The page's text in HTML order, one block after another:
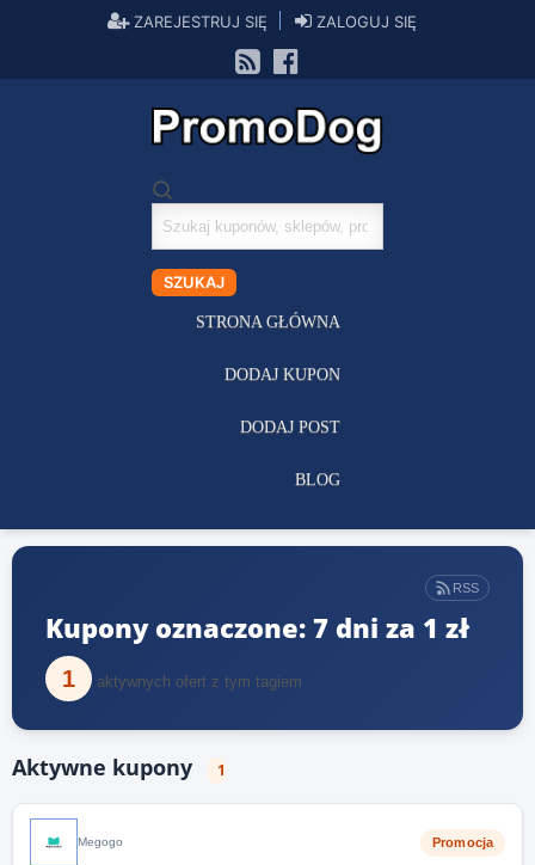
ZAREJESTRUJ SIĘ ZALOGUJ SIĘ
Szukaj
kuponów
SZUKAJ
STRONA GŁÓWNA
DODAJ KUPON
DODAJ POST
BLOG
RSS
Kupony oznaczone: 7 dni za 1 zł
1 aktywnych ofert z tym tagiem
Aktywne kupony 1
Megogo Promocja